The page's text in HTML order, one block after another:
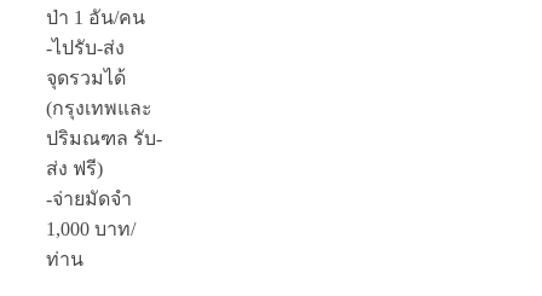
ป่า 1 อัน/คน
-ไปรับ-ส่ง
จุดรวมได้
(กรุงเทพและ
ปริมณฑล รับ-
ส่ง ฟรี)
-จ่ายมัดจำ
1,000 บาท/
ท่าน